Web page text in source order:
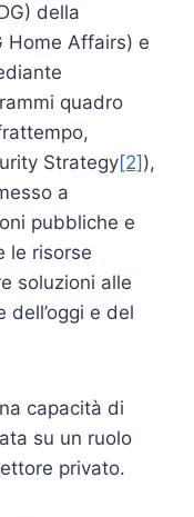
della
Home Affairs) e
quadro
Strategy[2]),
a
pubbliche e
le risorse
soluzioni alle
dell’oggi e del
capacità di
su un ruolo
privato.